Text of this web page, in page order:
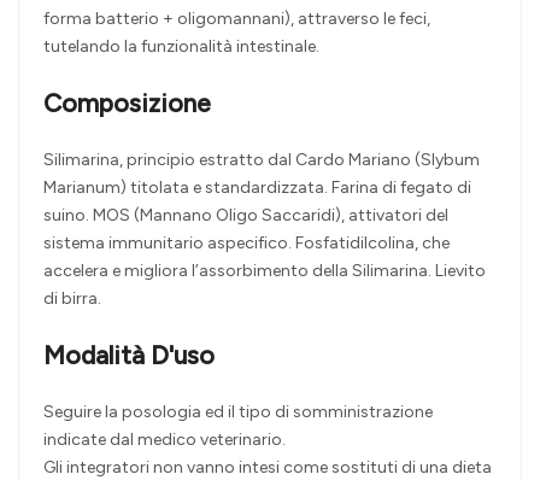
forma batterio + oligomannani), attraverso le feci,
tutelando la funzionalità intestinale.
Composizione
Silimarina, principio estratto dal Cardo Mariano (Slybum
Marianum) titolata e standardizzata. Farina di fegato di
suino. MOS (Mannano Oligo Saccaridi), attivatori del
sistema immunitario aspecifico. Fosfatidilcolina, che
accelera e migliora l’assorbimento della Silimarina. Lievito
di birra.
Modalità D'uso
Seguire la posologia ed il tipo di somministrazione
indicate dal medico veterinario.
Gli integratori non vanno intesi come sostituti di una dieta